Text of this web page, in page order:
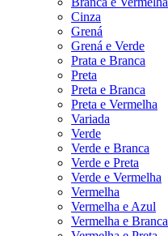
Cinza
Grená
Grená e Verde
Prata e Branca
Preta
Preta e Branca
Preta e Vermelha
Variada
Verde
Verde e Branca
Verde e Preta
Verde e Vermelha
Vermelha
Vermelha e Azul
Vermelha e Branca